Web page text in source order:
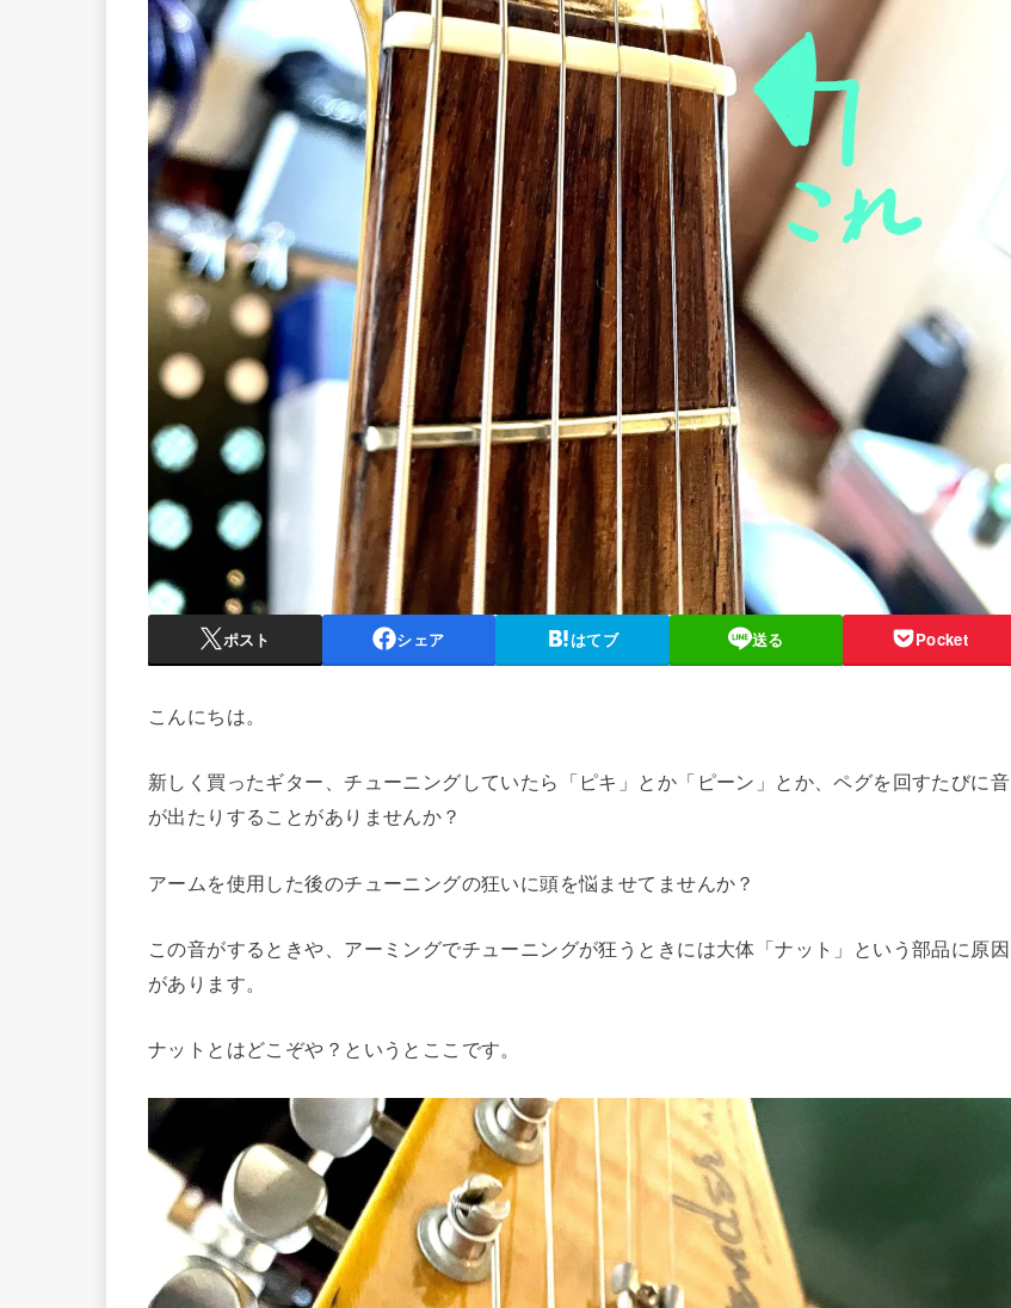
ポスト シェア はてブ 送る Pocket
こんにちは。
新しく買ったギター、チューニングしていたら「ピキ」とか「ピーン」とか、ペグを回すたびに音
が出たりすることがありませんか？
アームを使用した後のチューニングの狂いに頭を悩ませてませんか？
この音がするときや、アーミングでチューニングが狂うときには大体「ナット」という部品に原因
があります。
ナットとはどこぞや？というとここです。